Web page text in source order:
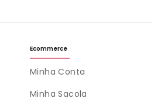
Ecommerce
Minha Conta
Minha Sacola